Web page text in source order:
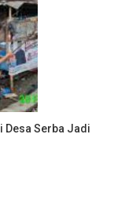
Desa Serba Jadi